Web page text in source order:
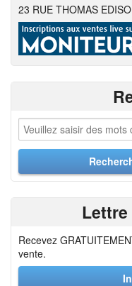
23 RUE THOMAS
Recevez
vente.